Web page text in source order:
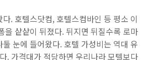
. 호텔스닷컴, 호텔스컴바인 등 평소 이
을 샅샅이 뒤졌다. 뒤지면 뒤질수록 로마
눈에 들어왔다. 호텔 가성비는 역대 유
. 가격대가 적당하면 우리나라 모텔보다